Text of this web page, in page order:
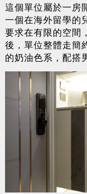
這個單位屬於一房
一個在海外留學的
要求在有限的空間
後，單位整體走簡
的奶油色系，配搭